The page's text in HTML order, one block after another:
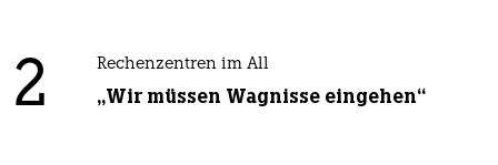
2 Rechenzentren im All
„Wir müssen Wagnisse eingehen“